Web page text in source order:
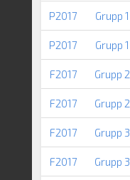
P2017 Grupp 1
P2017 Grupp 1
F2017 Grupp 2
F2017 Grupp 2
F2017 Grupp 3
F2017 Grupp 3